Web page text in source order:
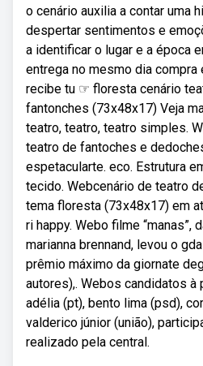
o cenário auxilia a contar uma
despertar sentimentos e
a identificar o lugar e a época
entrega no mesmo dia
recibe tu ☞ floresta cenário
fantonches (73x48x17) Veja
teatro, teatro, teatro simples.
teatro de fantoches e
espetacularte. eco. Estrutura
tecido. Webcenário de teatro
tema floresta (73x48x17) em
ri happy. Webo filme “manas”,
marianna brennand, levou o
prêmio máximo da giornate
autores),. Webos candidatos à
adélia (pt), bento lima (psd),
valderico júnior (união),
realizado pela central.